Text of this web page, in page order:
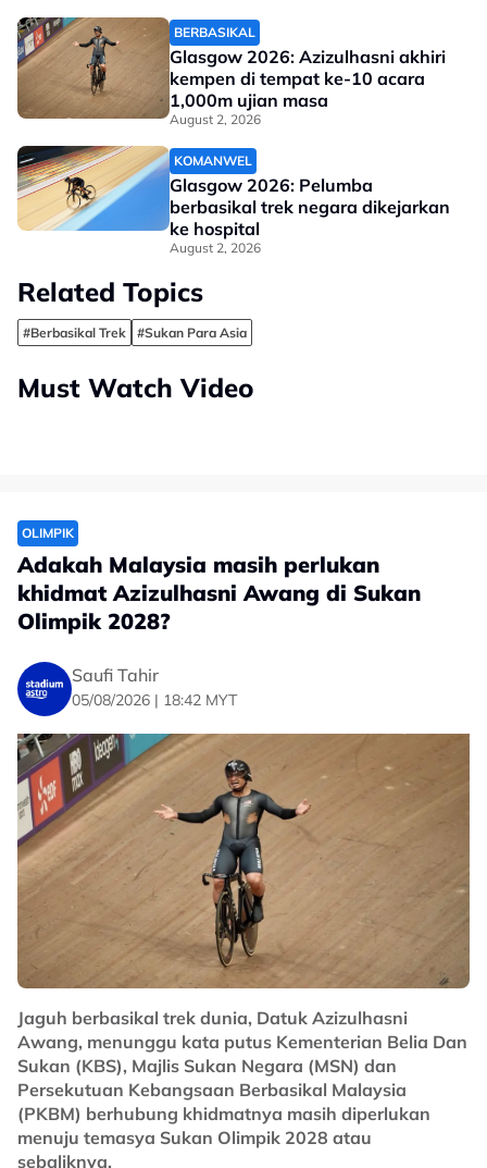
BERBASIKAL
Glasgow 2026: Azizulhasni akhiri
kempen di tempat ke-10 acara
1,000m ujian masa
August 2, 2026
KOMANWEL
Glasgow 2026: Pelumba
berbasikal trek negara dikejarkan
ke hospital
August 2, 2026
Related Topics
#Berbasikal Trek #Sukan Para Asia
Must Watch Video
OLIMPIK
Adakah Malaysia masih perlukan
khidmat Azizulhasni Awang di Sukan
Olimpik 2028?
Saufi Tahir
05/08/2026 | 18:42 MYT
Jaguh berbasikal trek dunia, Datuk Azizulhasni
Awang, menunggu kata putus Kementerian Belia Dan
Sukan (KBS), Majlis Sukan Negara (MSN) dan
Persekutuan Kebangsaan Berbasikal Malaysia
(PKBM) berhubung khidmatnya masih diperlukan
menuju temasya Sukan Olimpik 2028 atau
sebaliknya.